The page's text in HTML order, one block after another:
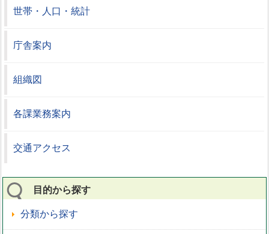
世帯・人口・統計
庁舎案内
組織図
各課業務案内
交通アクセス
目的から探す
分類から探す